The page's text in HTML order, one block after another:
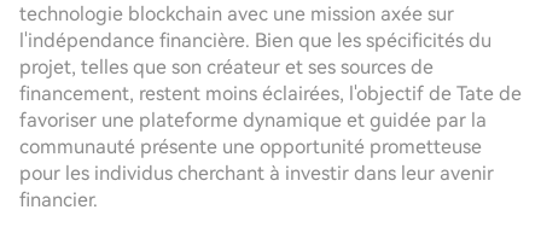
technologie blockchain avec une mission axée sur
l'indépendance financière. Bien que les spécificités du
projet, telles que son créateur et ses sources de
financement, restent moins éclairées, l'objectif de Tate de
favoriser une plateforme dynamique et guidée par la
communauté présente une opportunité prometteuse
pour les individus cherchant à investir dans leur avenir
financier.